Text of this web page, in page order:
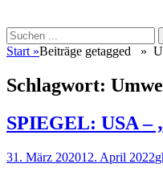
Suchen
Suchen
nach:
Start »Beiträge getagged »
Schlagwort:
SPIEGEL: USA –
Veröffentlicht
31. März 202012. April 2022